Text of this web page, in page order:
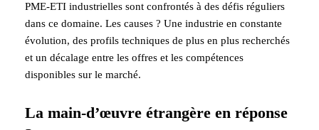
PME-ETI industrielles sont confrontés à des défis réguliers
dans ce domaine. Les causes ? Une industrie en constante
évolution, des profils techniques de plus en plus recherchés
et un décalage entre les offres et les compétences
disponibles sur le marché.
La main-d’œuvre étrangère en réponse